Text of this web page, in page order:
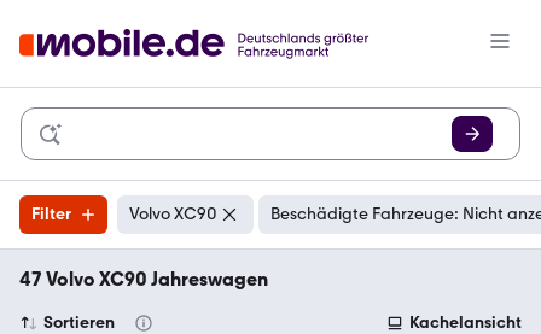
Filter Volvo XC90 Beschädigte Fahrzeuge: Nicht
47 Volvo XC90 Jahreswagen
Sortieren Kachelansicht